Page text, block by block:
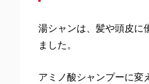
湯シャンは、髪や頭皮に
ました。
アミノ酸シャンプーに変